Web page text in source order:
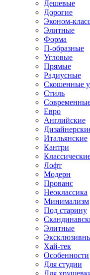
Дешевые
Дорогие
Эконом-
Элитные
Форма
П-образные
Угловые
Прямые
Радиусные
Скошенные
Стиль
Евро
Английские
Итальянские
Кантри
Лофт
Модерн
Прованс
Неоклассика
Минимализм
Под старину
Элитные
Хай-тек
Особенности
Для студии
Для